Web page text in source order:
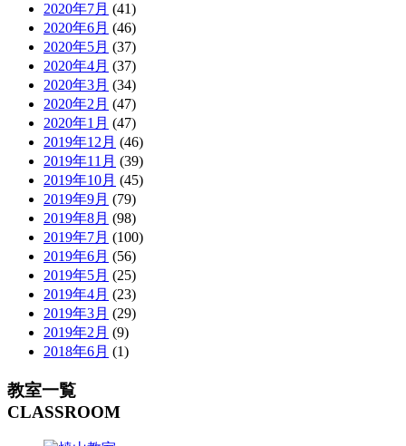
2020年7月 (41)
2020年6月 (46)
2020年5月 (37)
2020年4月 (37)
2020年3月 (34)
2020年2月 (47)
2020年1月 (47)
2019年12月 (46)
2019年11月 (39)
2019年10月 (45)
2019年9月 (79)
2019年8月 (98)
2019年7月 (100)
2019年6月 (56)
2019年5月 (25)
2019年4月 (23)
2019年3月 (29)
2019年2月 (9)
2018年6月 (1)
教室一覧
CLASSROOM